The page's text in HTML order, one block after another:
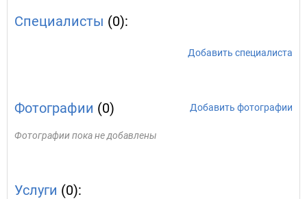
Специалисты (0):
Добавить специалиста
Фотографии (0) Добавить фотографии
Фотографии пока не добавлены
Услуги (0):